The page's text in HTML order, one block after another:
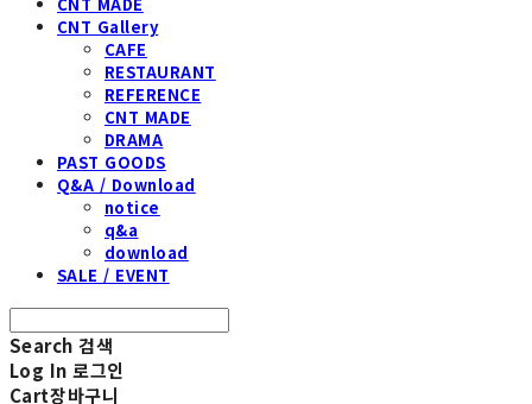
CNT Gallery
CAFE
RESTAURANT
REFERENCE
CNT MADE
DRAMA
PAST GOODS
Q&A / Download
notice
q&a
download
SALE / EVENT
Search 검색
Log In 로그인
Cart장바구니